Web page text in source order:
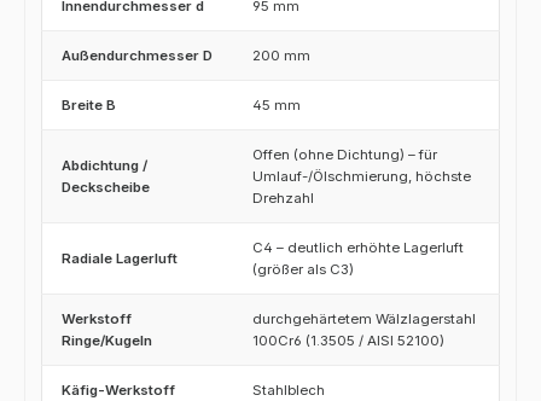
Innendurchmesser d 95 mm
Außendurchmesser D 200 mm
Breite B 45 mm
Abdichtung /
Deckscheibe
Offen (ohne Dichtung) – für
Umlauf-/Ölschmierung, höchste
Drehzahl
Radiale Lagerluft
C4 – deutlich erhöhte Lagerluft
(größer als C3)
Werkstoff
Ringe/Kugeln
durchgehärtetem Wälzlagerstahl
100Cr6 (1.3505 / AISI 52100)
Käfig-Werkstoff Stahlblech